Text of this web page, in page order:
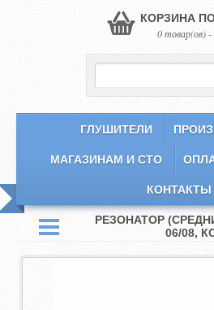
КОРЗИНА
0 товар(ов) -
ГЛУШИТЕЛИ
МАГАЗИНАМ И СТО
КОНТАКТЫ
РЕЗОНАТОР
06/08,